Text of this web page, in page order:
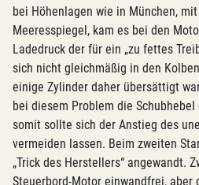
bei Höhenlagen wie in München,
Meeresspiegel, kam es bei den
Ladedruck der für ein „zu fettes
sich nicht gleichmäßig in den
einige Zylinder daher übersättigt
bei diesem Problem die
somit sollte sich der Anstieg des
vermeiden lassen. Beim zweiten
„Trick des Herstellers“ angewandt.
Steuerbord-Motor einwandfrei, aber